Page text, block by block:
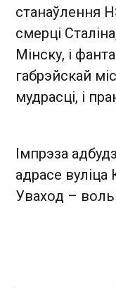
станаўлення
смерці
Мінску, і
габрэйскай
мудрасці, і
Імпрэза
адрасе вуліца
Уваход –